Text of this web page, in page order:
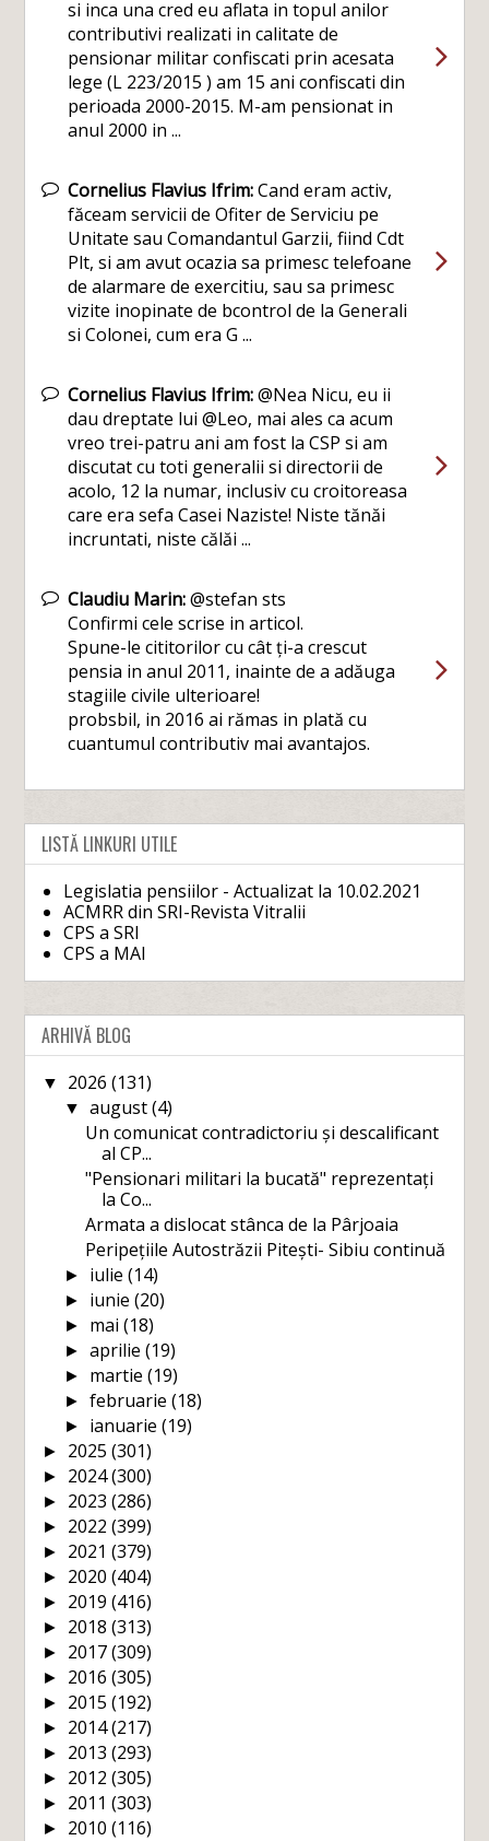
si inca una cred eu aflata in topul anilor
contributivi realizati in calitate de
pensionar militar confiscati prin acesata
lege (L 223/2015 ) am 15 ani confiscati din
perioada 2000-2015. M-am pensionat in
anul 2000 in ...
Cornelius Flavius Ifrim:Cand eram activ,
făceam servicii de Ofiter de Serviciu pe
Unitate sau Comandantul Garzii, fiind Cdt
Plt, si am avut ocazia sa primesc telefoane
de alarmare de exercitiu, sau sa primesc
vizite inopinate de bcontrol de la Generali
si Colonei, cum era G ...
Cornelius Flavius Ifrim:@Nea Nicu, eu ii
dau dreptate lui @Leo, mai ales ca acum
vreo trei-patru ani am fost la CSP si am
discutat cu toti generalii si directorii de
acolo, 12 la numar, inclusiv cu croitoreasa
care era sefa Casei Naziste! Niste tănăi
incruntati, niste călăi ...
Claudiu Marin:@stefan sts
Confirmi cele scrise in articol.
Spune-le cititorilor cu cât ți-a crescut
pensia in anul 2011, inainte de a adăuga
stagiile civile ulterioare!
probsbil, in 2016 ai rămas in plată cu
cuantumul contributiv mai avantajos.
LISTĂ LINKURI UTILE
Legislatia pensiilor - Actualizat la 10.02.2021
ACMRR din SRI-Revista Vitralii
CPS a SRI
CPS a MAI
ARHIVĂ BLOG
▼ 2026(131)
▼ august(4)
Un comunicat contradictoriu și descalificant
al CP...
"Pensionari militari la bucată" reprezentați
la Co...
Armata a dislocat stânca de la Pârjoaia
Peripețiile Autostrăzii Pitești- Sibiu continuă
► iulie (14)
► iunie (20)
► mai (18)
► aprilie (19)
► martie (19)
► februarie (18)
► ianuarie (19)
► 2025(301)
► 2024(300)
► 2023(286)
► 2022(399)
► 2021(379)
► 2020(404)
► 2019(416)
► 2018(313)
► 2017(309)
► 2016(305)
► 2015(192)
► 2014(217)
► 2013(293)
► 2012(305)
► 2011(303)
► 2010(116)